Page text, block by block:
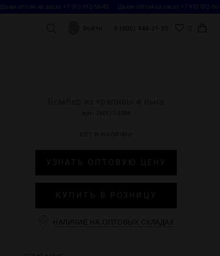
оптом на заказ +7 913 912-56-43 Шьем оптом на заказ +7 913 912-56-43
Войти 8 (800) 444-31-25
арт. 260112-5306
УЗНАТЬ ОПТОВУЮ ЦЕНУ
КУПИТЬ В РОЗНИЦУ
НАЛИЧИЕ НА ОПТОВЫХ СКЛАДАХ